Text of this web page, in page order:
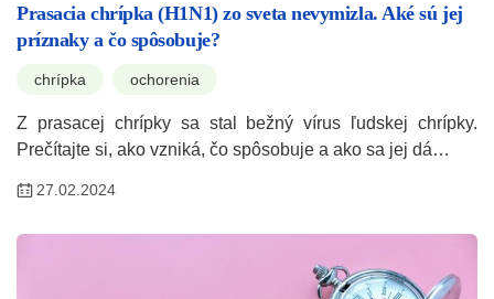
Prasacia chrípka (H1N1) zo sveta nevymizla. Aké sú jej
príznaky a čo spôsobuje?
chrípka ochorenia
Z prasacej chrípky sa stal bežný vírus ľudskej chrípky.
Prečítajte si, ako vzniká, čo spôsobuje a ako sa jej dá…
27.02.2024